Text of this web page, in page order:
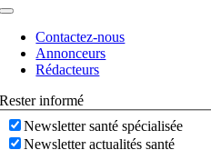
Navigation
basculeContactez-nous
Annonceurs
Rédacteurs
Rester informé
Newsletter santé spécialisée
Newsletter actualités santé